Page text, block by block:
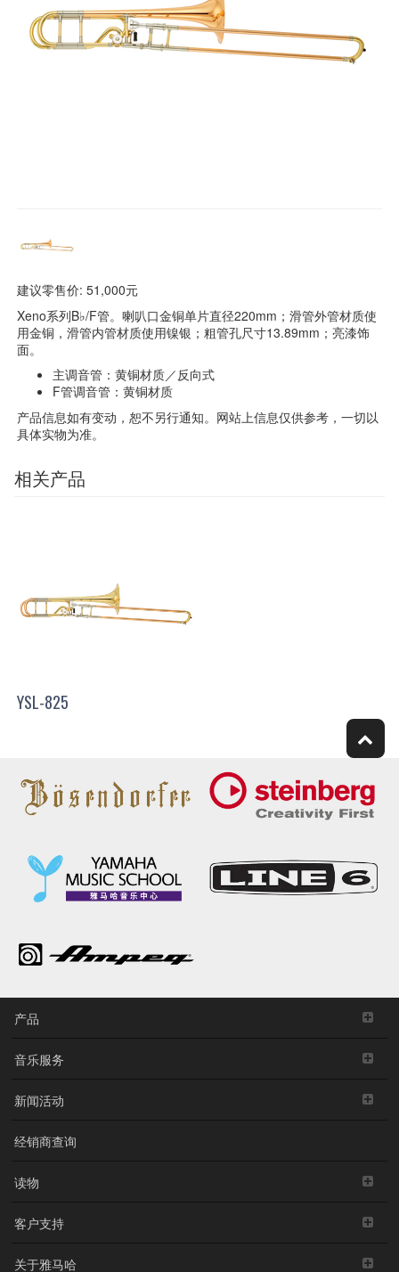
建议零售价: 51,000元
Xeno系列B♭/F管。喇叭口金铜单片直径220mm；滑管外管材质使
用金铜，滑管内管材质使用镍银；粗管孔尺寸13.89mm；亮漆饰
面。
主调音管：黄铜材质／反向式
F管调音管：黄铜材质
产品信息如有变动，恕不另行通知。网站上信息仅供参考，一切以
具体实物为准。
相关产品
YSL-825
产品
音乐服务
新闻活动
经销商查询
读物
客户支持
关于雅马哈